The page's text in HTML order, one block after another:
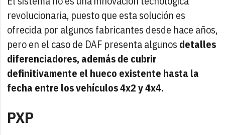
revolucionaria, puesto que esta solución es
ofrecida por algunos fabricantes desde hace años,
pero en el caso de DAF presenta algunos detalles
diferenciadores, además de cubrir
definitivamente el hueco existente hasta la
fecha entre los vehículos 4x2 y 4x4.
PXP